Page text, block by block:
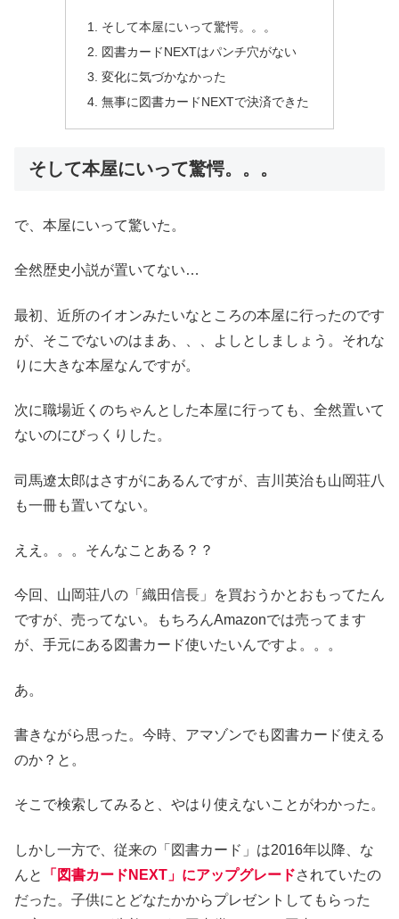
そして本屋にいって驚愕。。。
図書カードNEXTはパンチ穴がない
変化に気づかなかった
無事に図書カードNEXTで決済できた
そして本屋にいって驚愕。。。
で、本屋にいって驚いた。
全然歴史小説が置いてない…
最初、近所のイオンみたいなところの本屋に行ったのです
が、そこでないのはまあ、、、よしとしましょう。それな
りに大きな本屋なんですが。
次に職場近くのちゃんとした本屋に行っても、全然置いて
ないのにびっくりした。
司馬遼太郎はさすがにあるんですが、吉川英治も山岡荘八
も一冊も置いてない。
ええ。。。そんなことある？？
今回、山岡荘八の「織田信長」を買おうかとおもってたん
ですが、売ってない。もちろんAmazonでは売ってます
が、手元にある図書カード使いたいんですよ。。。
あ。
書きながら思った。今時、アマゾンでも図書カード使える
のか？と。
そこで検索してみると、やはり使えないことがわかった。
しかし一方で、従来の「図書カード」は2016年以降、な
んと
「図書カードNEXT」にアップグレードされていたの
だった。子供にとどなたかからプレゼントしてもらった